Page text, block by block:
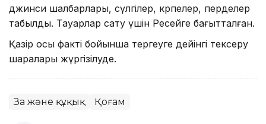
джинси шалбарлары, сүлгілер, көрпелер, перделер
табылды. Тауарлар сату үшін Ресейге бағытталған.
Қазір осы факті бойынша тергеуге дейінгі тексеру
шаралары жүргізілуде.
Заң және құқық Қоғам